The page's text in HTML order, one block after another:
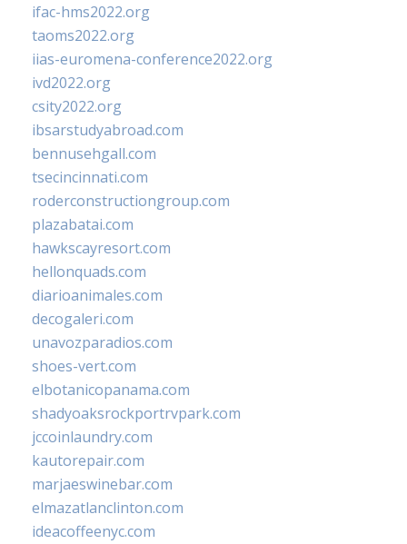
ifac-hms2022.org
taoms2022.org
iias-euromena-conference2022.org
ivd2022.org
csity2022.org
ibsarstudyabroad.com
bennusehgall.com
tsecincinnati.com
roderconstructiongroup.com
plazabatai.com
hawkscayresort.com
hellonquads.com
diarioanimales.com
decogaleri.com
unavozparadios.com
shoes-vert.com
elbotanicopanama.com
shadyoaksrockportrvpark.com
jccoinlaundry.com
kautorepair.com
marjaeswinebar.com
elmazatlanclinton.com
ideacoffeenyc.com